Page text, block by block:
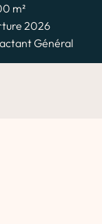
m²
2026
Général